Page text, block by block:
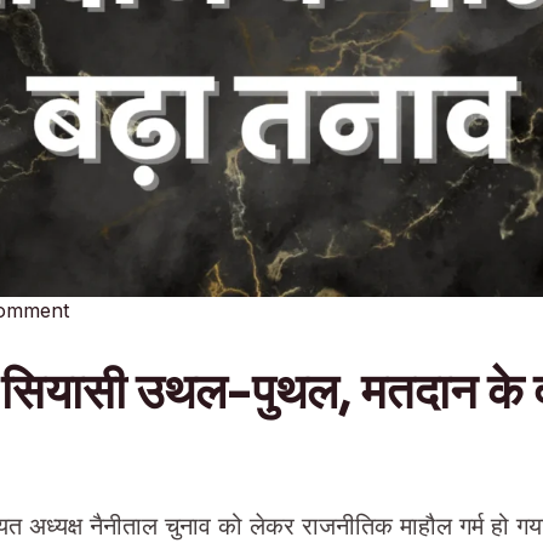
उथल-पुथल, मतदान के
अध्यक्ष नैनीताल चुनाव को लेकर राजनीतिक माहौल गर्म हो